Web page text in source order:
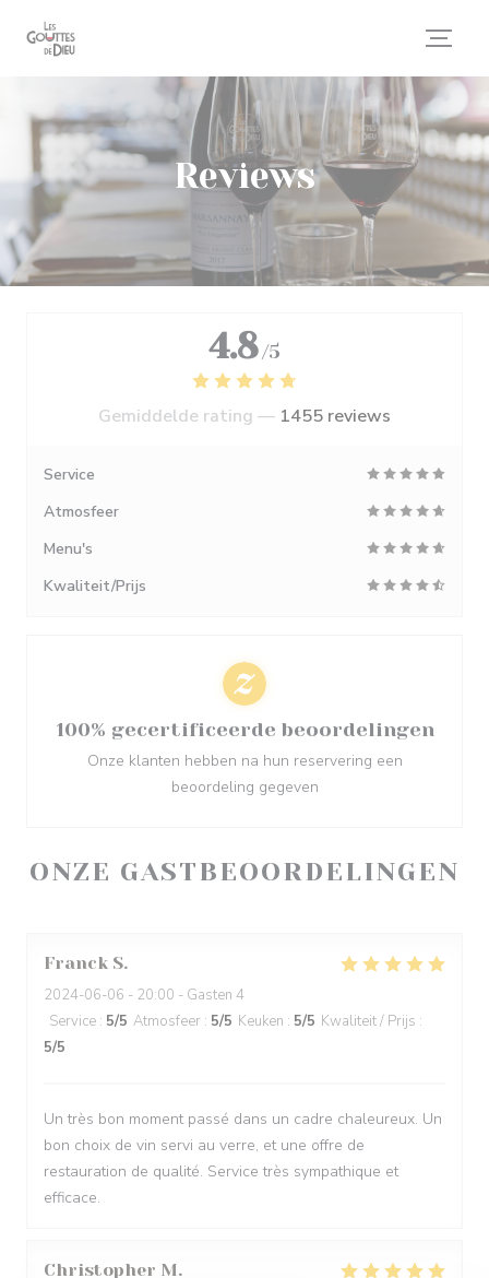
Reviews
ONZE GASTBEOORDELINGEN
Franck S
2024-06-06 - 20:00 - Gasten 4
Service : 5/5 Atmosfeer : 5/5 Keuken : 5/5 Kwaliteit / Prijs :
5/5
Un très bon moment passé dans un cadre chaleureux. Un
bon choix de vin servi au verre, et une offre de
restauration de qualité. Service très sympathique et
efficace.
Christopher M
4.8 /5
Gemiddelde rating — 1455 reviews
Service
Atmosfeer
Menu's
Kwaliteit/Prijs
100% gecertificeerde beoordelingen
Onze klanten hebben na hun reservering een
beoordeling gegeven